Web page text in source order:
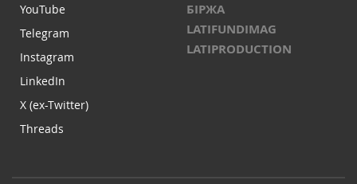
YouTube
Telegram
Instagram
LinkedIn
X (ex-Twitter)
Threads
БІРЖА
LATIFUNDIMAG
LATIPRODUCTION